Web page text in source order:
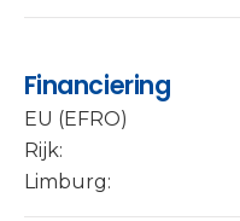
Financiering
EU (EFRO)
Rijk:
Limburg: